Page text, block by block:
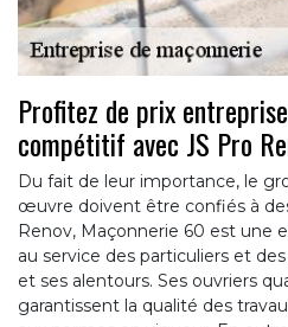
Profitez de prix
compétitif avec JS Pro
Du fait de leur importance, le
œuvre doivent être confiés à
Renov, Maçonnerie 60 est une
au service des particuliers et
et ses alentours. Ses ouvriers
garantissent la qualité des